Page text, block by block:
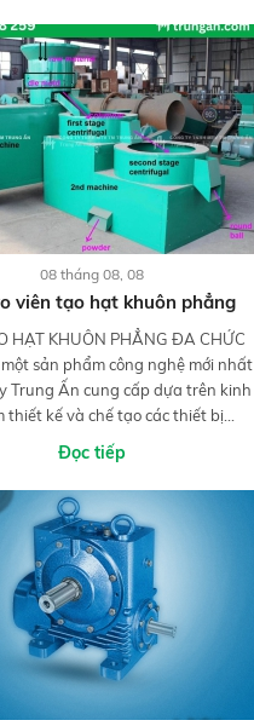
08 tháng 08, 08
viên tạo hạt khuôn phẳng
HẠT KHUÔN PHẲNG ĐA CHỨC
sản phẩm công nghệ mới nhất
Trung Ấn cung cấp dựa trên kinh
thiết kế và chế tạo các thiết bị...
Đọc tiếp